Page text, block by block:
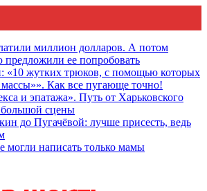
миллион долларов. А потом
предложили ее попробовать
«10 жутких трюков, с помощью которых
Как все пугающе точно!
и эпатажа». Путь от Харьковского
сцены
до Пугачёвой: лучше присесть, ведь
могли написать только мамы